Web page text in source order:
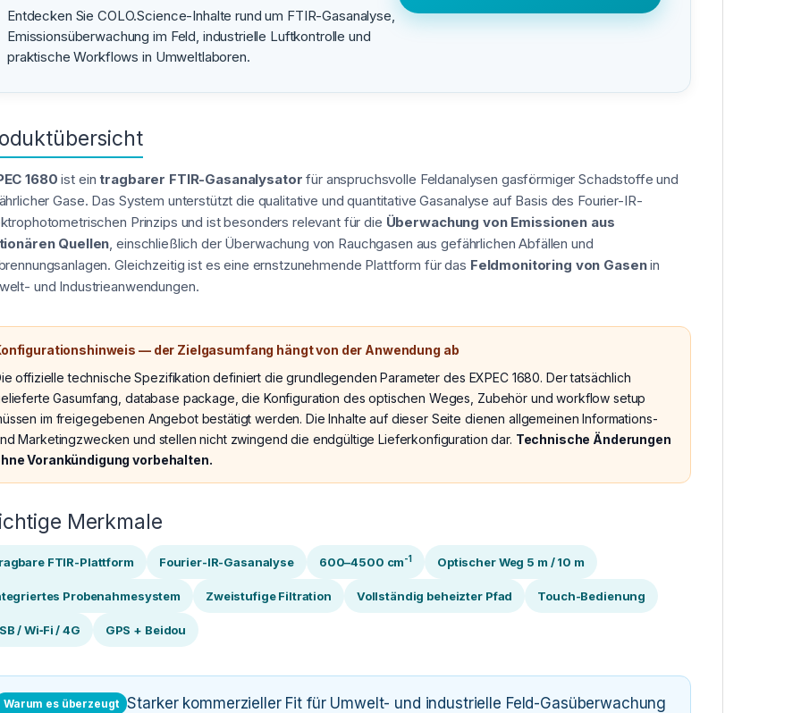
Entdecken Sie COLO.Science-Inhalte rund um FTIR-Gasanalyse,
Emissionsüberwachung im Feld, industrielle Luftkontrolle und
praktische Workflows in Umweltlaboren.
1680 ist eintragbarer FTIR-Gasanalysator für anspruchsvolle Feldanalysen gasförmiger Schadstoffe und
Gase. Das System unterstützt die qualitative und quantitative Gasanalyse auf Basis des Fourier-IR-
Prinzips und ist besonders relevant für die Überwachung von Emissionen aus
Quellen, einschließlich der Überwachung von Rauchgasen aus gefährlichen Abfällen und
Gleichzeitig ist es eine ernstzunehmende Plattform für das Feldmonitoring von Gasenin
und Industrieanwendungen.
— der Zielgasumfang hängt von der Anwendung ab
offizielle technische Spezifikation definiert die grundlegenden Parameter des EXPEC 1680. Der tatsächlich
Gasumfang, database package, die Konfiguration des optischen Weges, Zubehör und workflow setup
im freigegebenen Angebot bestätigt werden. Die Inhalte auf dieser Seite dienen allgemeinen Informations-
Marketingzwecken und stellen nicht zwingend die endgültige Lieferkonfiguration dar. Technische Änderungen
Vorankündigung vorbehalten.
Merkmale
FTIR-Plattform Fourier-IR-Gasanalyse 600–4500 cm-1 Optischer Weg 5 m / 10 m
Probenahmesystem Zweistufige Filtration Vollständig beheizter Pfad Touch-Bedienung
/ Wi‑Fi / 4G GPS + Beidou
Warum es überzeugt Starker kommerzieller Fit für Umwelt- und industrielle Feld-Gasüberwachung